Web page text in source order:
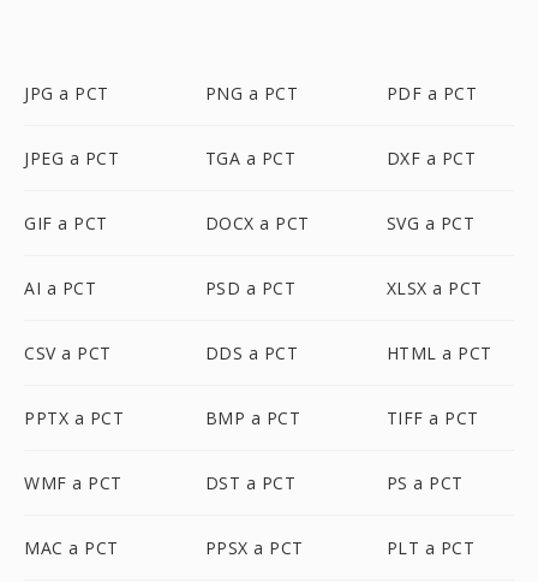
JPG a PCT PNG a PCT PDF a PCT
JPEG a PCT TGA a PCT DXF a PCT
GIF a PCT DOCX a PCT SVG a PCT
AI a PCT PSD a PCT XLSX a PCT
CSV a PCT DDS a PCT HTML a PCT
PPTX a PCT BMP a PCT TIFF a PCT
WMF a PCT DST a PCT PS a PCT
MAC a PCT PPSX a PCT PLT a PCT